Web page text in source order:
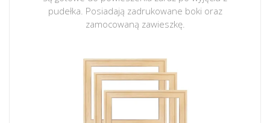
pudełka. Posiadają zadrukowane boki oraz
zamocowaną zawieszkę.